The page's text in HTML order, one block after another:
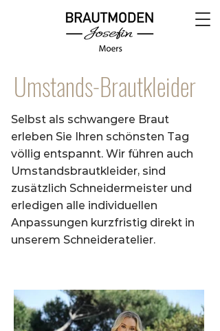
Umstands-Brautkleider
Selbst als schwangere Braut
erleben Sie Ihren schönsten Tag
völlig entspannt. Wir führen auch
Umstandsbrautkleider, sind
zusätzlich Schneidermeister und
erledigen alle individuellen
Anpassungen kurzfristig direkt in
unserem Schneideratelier.​